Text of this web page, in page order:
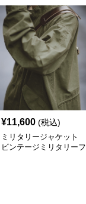
¥11,600 (税込)
ミリタリージャケット
ビンテージミリタリーフ